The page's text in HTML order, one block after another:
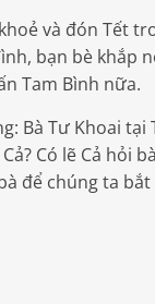
và đón Tết
bạn bè khắp
Tam Bình nữa.
Bà Tư Khoai tại
Có lẽ Cả hỏi
để chúng ta